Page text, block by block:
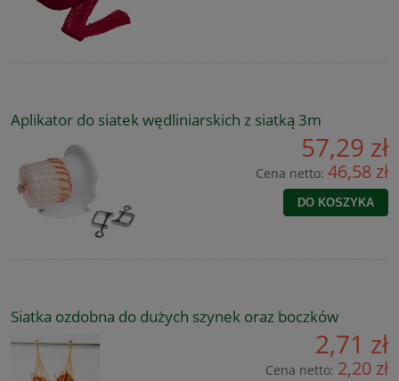
Aplikator do siatek wędliniarskich z siatką 3m
57,29 zł
Cena netto: 46,58 zł
DO KOSZYKA
Siatka ozdobna do dużych szynek oraz boczków
2,71 zł
Cena netto: 2,20 zł